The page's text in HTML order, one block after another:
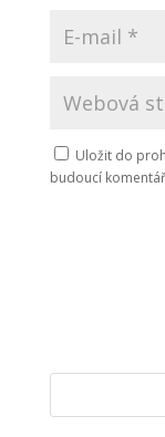
Uložit do
budoucí